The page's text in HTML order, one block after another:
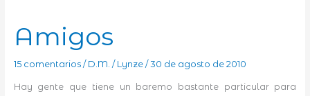
Amigos
15 comentarios / D.M. / Lynze /30 de agosto de 2010
Hay gente que tiene un baremo bastante particular para